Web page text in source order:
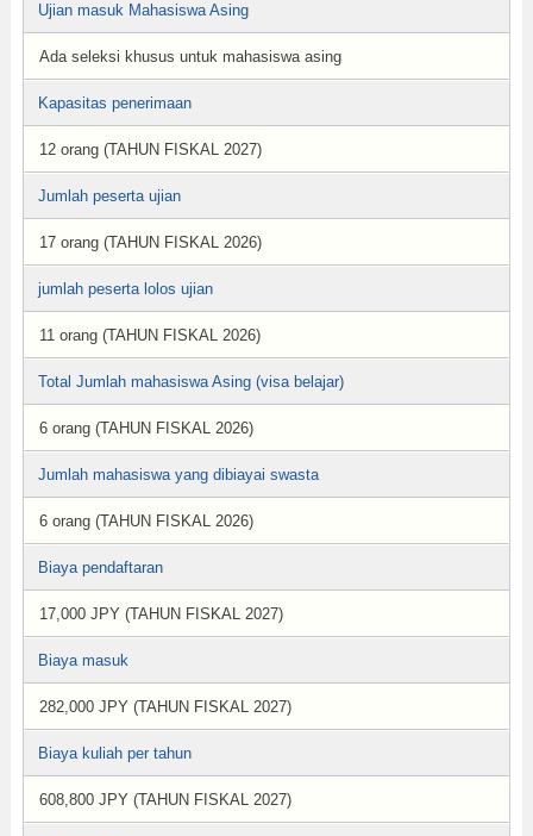
Ujian masuk Mahasiswa Asing
Ada seleksi khusus untuk mahasiswa asing
Kapasitas penerimaan
12 orang (TAHUN FISKAL 2027)
Jumlah peserta ujian
17 orang (TAHUN FISKAL 2026)
jumlah peserta lolos ujian
11 orang (TAHUN FISKAL 2026)
Total Jumlah mahasiswa Asing (visa belajar)
6 orang (TAHUN FISKAL 2026)
Jumlah mahasiswa yang dibiayai swasta
6 orang (TAHUN FISKAL 2026)
Biaya pendaftaran
17,000 JPY (TAHUN FISKAL 2027)
Biaya masuk
282,000 JPY (TAHUN FISKAL 2027)
Biaya kuliah per tahun
608,800 JPY (TAHUN FISKAL 2027)